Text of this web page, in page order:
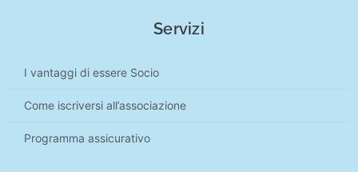
Servizi
I vantaggi di essere Socio
Come iscriversi all’associazione
Programma assicurativo